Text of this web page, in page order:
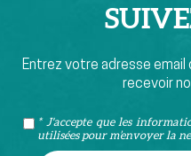
Entrez votre adresse
recevoir
* J'accepte que les
utilisées pour m’envoyer la